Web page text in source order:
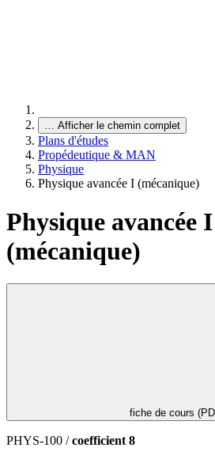
… Afficher le chemin complet
Plans d'études
Propédeutique & MAN
Physique
Physique avancée I (mécanique)
Physique avancée I
(mécanique)
fiche de cours
PHYS-100 /coefficient 8